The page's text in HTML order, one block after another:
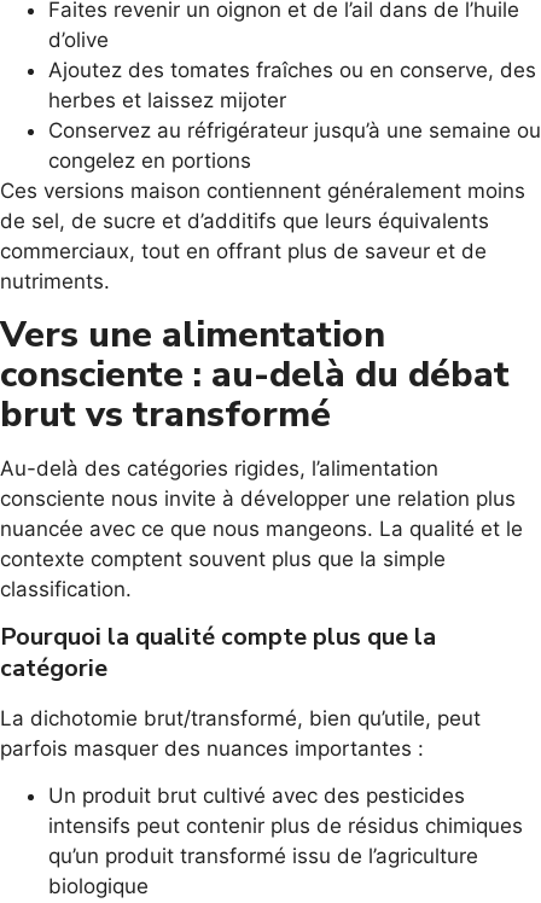
Faites revenir un oignon et de l’ail dans de l’huile
d’olive
Ajoutez des tomates fraîches ou en conserve, des
herbes et laissez mijoter
Conservez au réfrigérateur jusqu’à une semaine ou
congelez en portions
Ces versions maison contiennent généralement moins
de sel, de sucre et d’additifs que leurs équivalents
commerciaux, tout en offrant plus de saveur et de
nutriments.
Vers une alimentation
consciente : au-delà du débat
brut vs transformé
Au-delà des catégories rigides, l’alimentation
consciente nous invite à développer une relation plus
nuancée avec ce que nous mangeons. La qualité et le
contexte comptent souvent plus que la simple
classification.
Pourquoi la qualité compte plus que la
catégorie
La dichotomie brut/transformé, bien qu’utile, peut
parfois masquer des nuances importantes :
Un produit brut cultivé avec des pesticides
intensifs peut contenir plus de résidus chimiques
qu’un produit transformé issu de l’agriculture
biologique